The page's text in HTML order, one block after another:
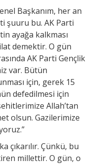
Başkanım, her an
şuuru bu. AK Parti
ayağa kalkması
demektir. O gün
AK Parti Gençlik
var. Bütün
için, gerek 15
defedilmesi için
Allah’tan
olsun. Gazilerimize
çıkarılır. Çünkü, bu
millettir. O gün, o